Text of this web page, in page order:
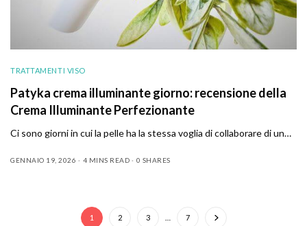
TRATTAMENTI VISO
Patyka crema illuminante giorno: recensione della
Crema Illuminante Perfezionante
Ci sono giorni in cui la pelle ha la stessa voglia di collaborare di un…
GENNAIO 19, 2026 4 MINS READ 0 SHARES
1 2 3 7